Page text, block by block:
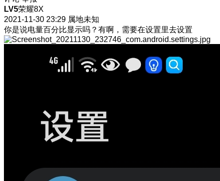
LV5荣耀8X
2021-11-30 23:29 属地未知
你是说电量百分比显示吗？有啊，需要在设置里去设置